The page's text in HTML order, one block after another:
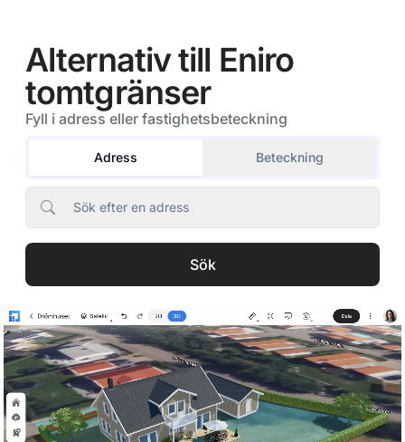
Alternativ till Eniro
tomtgränser
Fyll i adress eller fastighetsbeteckning
Adress Beteckning
Sök efter en adress
Sök